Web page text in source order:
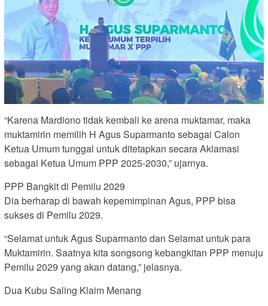
“Karena Mardiono tidak kembali ke arena muktamar, maka
muktamirin memilih H Agus Suparmanto sebagai Calon
Ketua Umum tunggal untuk ditetapkan secara Aklamasi
sebagai Ketua Umum PPP 2025-2030,” ujarnya.
PPP Bangkit di Pemilu 2029
Dia berharap di bawah kepemimpinan Agus, PPP bisa
sukses di Pemilu 2029.
“Selamat untuk Agus Suparmanto dan Selamat untuk para
Muktamirin. Saatnya kita songsong kebangkitan PPP menuju
Pemilu 2029 yang akan datang,” jelasnya.
Dua Kubu Saling Klaim Menang